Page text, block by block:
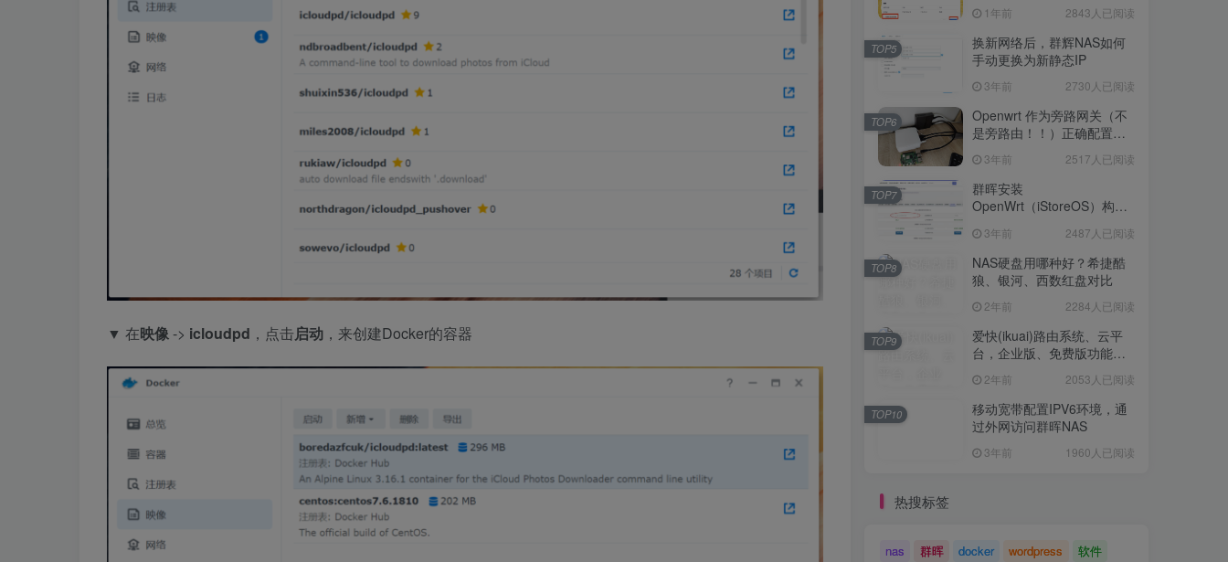
▼ 在映像 -> icloudpd ，点击启动 ，来创建Docker的容器
1年前 2843人已阅读
换新网络后，群辉NAS如何
手动更换为新静态IP
3年前 2730人已阅读
TOP5
Openwrt 作为旁路网关（不
是旁路由！！）正确配置方
法，性能测试 —— 破解迷思
3年前 2517人已阅读
TOP6
群晖安装
OpenWrt（iStoreOS）构建
3年前 2487人已阅读
TOP7
NAS硬盘用哪种好？希捷酷
狼、银河、西数红盘对比
2年前 2284人已阅读
TOP8
爱快(ikuai)路由系统、云平
台，企业版、免费版功能对
2年前 2053人已阅读
TOP9
移动宽带配置IPV6环境，通
过外网访问群晖NAS
3年前 1960人已阅读
TOP10
热搜标签
nas 群晖 docker wordpress 软件
飞牛OS系统Docker安装
Clash并配置代理教程
1年前 2843人已阅读
换新网络后，群辉NAS如何
手动更换为新静态IP
3年前 2730人已阅读
Openwrt 作为旁路网关（不
是旁路由！！）正确配置方
法，性能测试 —— 破解迷思
3年前 2517人已阅读
群晖安装
OpenWrt（iStoreOS）构建
旁路由配置
3年前 2487人已阅读
NAS硬盘用哪种好？希捷酷
狼、银河、西数红盘对比
2年前 2284人已阅读
爱快(ikuai)路由系统、云平
台，企业版、免费版功能对
比2年前 2053人已阅读
移动宽带配置IPV6环境，通